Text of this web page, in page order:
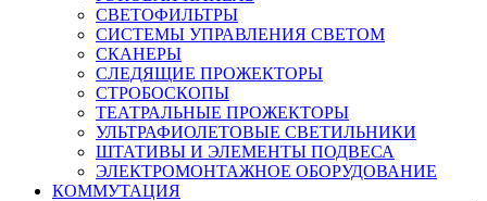
СВЕТОФИЛЬТРЫ
СИСТЕМЫ УПРАВЛЕНИЯ СВЕТОМ
СКАНЕРЫ
СЛЕДЯЩИЕ ПРОЖЕКТОРЫ
СТРОБОСКОПЫ
ТЕАТРАЛЬНЫЕ ПРОЖЕКТОРЫ
УЛЬТРАФИОЛЕТОВЫЕ СВЕТИЛЬНИКИ
ШТАТИВЫ И ЭЛЕМЕНТЫ ПОДВЕСА
ЭЛЕКТРОМОНТАЖНОЕ ОБОРУДОВАНИЕ
КОММУТАЦИЯ